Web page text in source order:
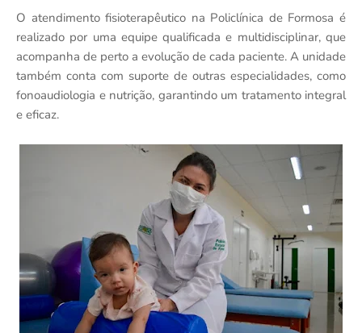
O atendimento fisioterapêutico na Policlínica de Formosa é
realizado por uma equipe qualificada e multidisciplinar, que
acompanha de perto a evolução de cada paciente. A unidade
também conta com suporte de outras especialidades, como
fonoaudiologia e nutrição, garantindo um tratamento integral
e eficaz.